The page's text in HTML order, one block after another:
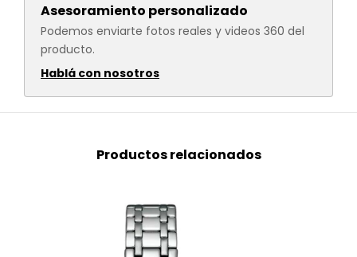
Asesoramiento personalizado
Podemos enviarte fotos reales y videos 360 del
producto.
Hablá con nosotros
Productos relacionados